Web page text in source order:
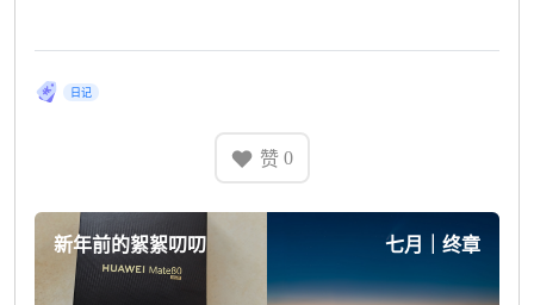
日记
赞 0
新年前的絮絮叨叨 七月｜终章